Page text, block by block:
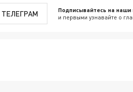
ТЕЛЕГРАМ Подписывайтесь на наши
и первыми узнавайте о